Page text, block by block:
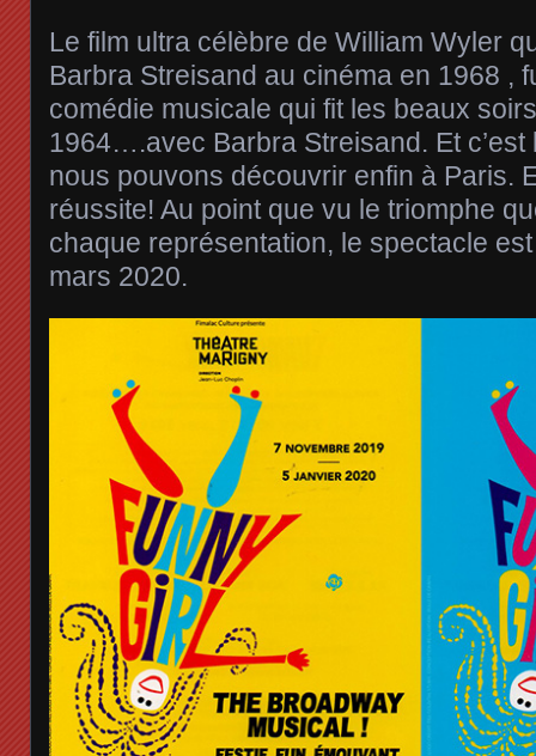
Le film ultra célèbre de William Wyler
Barbra Streisand au cinéma en 1968 ,
comédie musicale qui fit les beaux
1964….avec Barbra Streisand. Et
nous pouvons découvrir enfin à Paris.
réussite! Au point que vu le triomphe
chaque représentation, le spectacle
mars 2020.